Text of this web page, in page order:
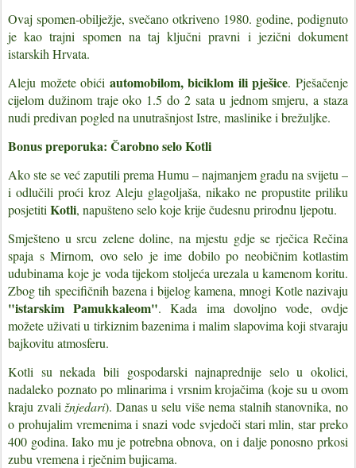
Ovaj spomen-obilježje, svečano otkriveno 1980. godine, podignuto
je kao trajni spomen na taj ključni pravni i jezični dokument
istarskih Hrvata.
Aleju možete obići automobilom, biciklom ili pješice. Pješačenje
cijelom dužinom traje oko 1.5 do 2 sata u jednom smjeru, a staza
nudi predivan pogled na unutrašnjost Istre, maslinike i brežuljke.
Bonus preporuka: Čarobno selo Kotli
Ako ste se već zaputili prema Humu – najmanjem gradu na svijetu –
i odlučili proći kroz Aleju glagoljaša, nikako ne propustite priliku
posjetiti Kotli, napušteno selo koje krije čudesnu prirodnu ljepotu.
Smješteno u srcu zelene doline, na mjestu gdje se rječica Rečina
spaja s Mirnom, ovo selo je ime dobilo po neobičnim kotlastim
udubinama koje je voda tijekom stoljeća urezala u kamenom koritu.
Zbog tih specifičnih bazena i bijelog kamena, mnogi Kotle nazivaju
"istarskim Pamukkaleom". Kada ima dovoljno vode, ovdje
možete uživati u tirkiznim bazenima i malim slapovima koji stvaraju
bajkovitu atmosferu.
Kotli su nekada bili gospodarski najnaprednije selo u okolici,
nadaleko poznato po mlinarima i vrsnim krojačima (koje su u ovom
kraju zvali žnjedari). Danas u selu više nema stalnih stanovnika, no
o prohujalim vremenima i snazi vode svjedoči stari mlin, star preko
400 godina. Iako mu je potrebna obnova, on i dalje ponosno prkosi
zubu vremena i rječnim bujicama.